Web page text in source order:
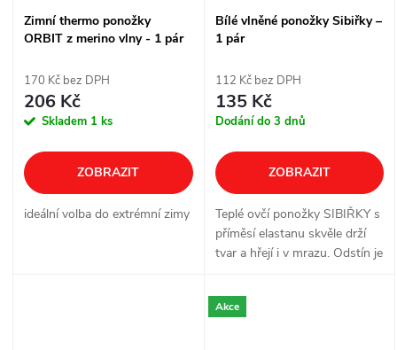
Zimní thermo ponožky
ORBIT z merino vlny - 1 pár
170 Kč bez DPH
206 Kč
Skladem 1 ks
ZOBRAZIT
ideální volba do extrémní zimy
Bílé vlněné ponožky Sibiřky –
1 pár
112 Kč bez DPH
135 Kč
Dodání do 3 dnů
ZOBRAZIT
Teplé ovčí ponožky SIBIŘKY s
příměsí elastanu skvěle drží
tvar a hřejí i v mrazu. Odstín je
bílý; jde o autentickou barvu
ovčí vlny.
Akce